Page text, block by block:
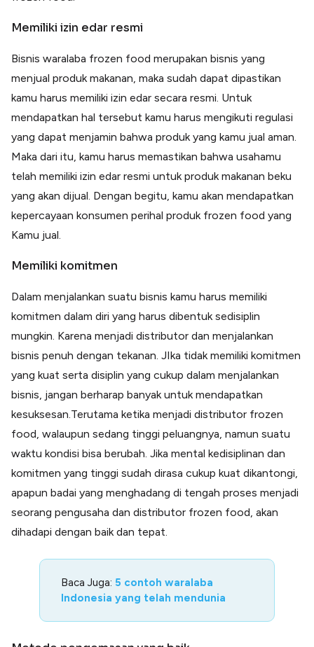
Memiliki izin edar resmi
Bisnis waralaba frozen food merupakan bisnis yang
menjual produk makanan, maka sudah dapat dipastikan
kamu harus memiliki izin edar secara resmi. Untuk
mendapatkan hal tersebut kamu harus mengikuti regulasi
yang dapat menjamin bahwa produk yang kamu jual aman.
Maka dari itu, kamu harus memastikan bahwa usahamu
telah memiliki izin edar resmi untuk produk makanan beku
yang akan dijual. Dengan begitu, kamu akan mendapatkan
kepercayaan konsumen perihal produk frozen food yang
Kamu jual.
Memiliki komitmen
Dalam menjalankan suatu bisnis kamu harus memiliki
komitmen dalam diri yang harus dibentuk sedisiplin
mungkin. Karena menjadi distributor dan menjalankan
bisnis penuh dengan tekanan. JIka tidak memiliki komitmen
yang kuat serta disiplin yang cukup dalam menjalankan
bisnis, jangan berharap banyak untuk mendapatkan
kesuksesan.Terutama ketika menjadi distributor frozen
food, walaupun sedang tinggi peluangnya, namun suatu
waktu kondisi bisa berubah. Jika mental kedisiplinan dan
komitmen yang tinggi sudah dirasa cukup kuat dikantongi,
apapun badai yang menghadang di tengah proses menjadi
seorang pengusaha dan distributor frozen food, akan
dihadapi dengan baik dan tepat.
Baca Juga: 5 contoh waralaba
Indonesia yang telah mendunia